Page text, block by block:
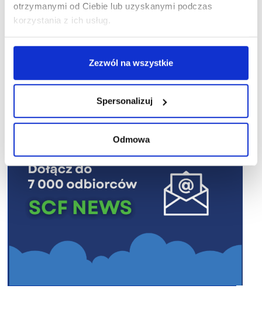
otrzymanymi od Ciebie lub uzyskanymi podczas
korzystania z ich usług.
Zezwól na wszystkie
Spersonalizuj
Odmowa
R E K L A M A